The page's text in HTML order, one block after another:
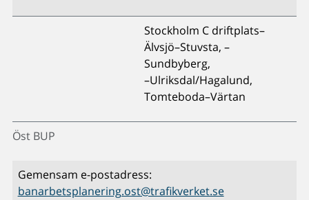
Öst BUP
Stockholm C driftplats–
Älvsjö–Stuvsta, –
Sundbyberg,
–Ulriksdal/Hagalund,
Tomteboda–Värtan
Gemensam e-postadress:
banarbetsplanering.ost@trafikverket.se